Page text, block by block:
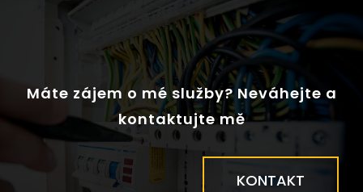
Máte zájem o mé služby? Neváhejte a
kontaktujte mě
KONTAKT